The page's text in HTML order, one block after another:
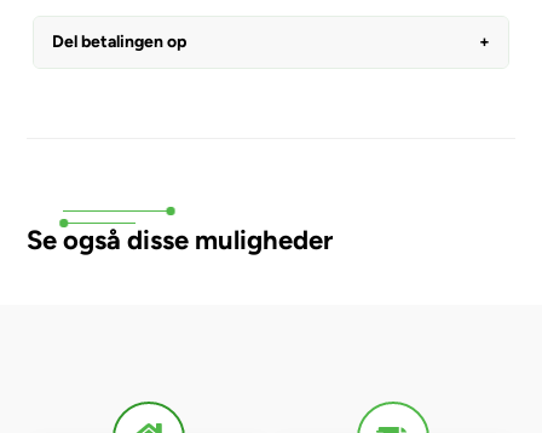
Del betalingen op
Se også disse muligheder